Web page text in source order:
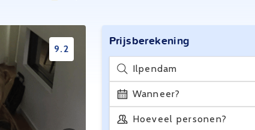
9.2
Prijsberekening
Ilpendam
Wanneer?
Hoeveel personen?